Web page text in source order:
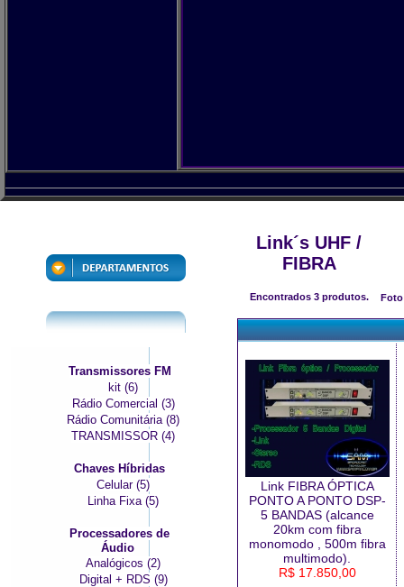
Transmissores FM
kit (6)
Rádio Comercial (3)
Rádio Comunitária (8)
TRANSMISSOR (4)
Chaves Híbridas
Celular (5)
Linha Fixa (5)
Processadores de
Áudio
Analógicos (2)
Digital + RDS (9)
Link´s UHF /
FIBRA
Encontrados 3produtos.
Link FIBRA ÓPTICA
PONTO A PONTO DSP-
5 BANDAS (alcance
20km com fibra
monomodo , 500m fibra
multimodo).
R$ 17.850,00